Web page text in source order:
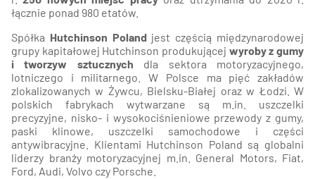
łącznie ponad 980 etatów.
Spółka Hutchinson Polandjest częścią międzynarodowej
grupy kapitałowej Hutchinson produkującej wyroby z gumy
i tworzyw sztucznych dla sektora motoryzacyjnego,
lotniczego i militarnego. W Polsce ma pięć zakładów
zlokalizowanych w Żywcu, Bielsku-Białej oraz w Łodzi. W
polskich fabrykach wytwarzane są m.in. uszczelki
precyzyjne, nisko- i wysokociśnieniowe przewody z gumy,
paski klinowe, uszczelki samochodowe i części
antywibracyjne. Klientami Hutchinson Poland są globalni
liderzy branży motoryzacyjnej m.in. General Motors, Fiat,
Ford, Audi, Volvo czy Porsche.